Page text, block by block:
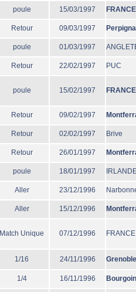
poule 15/03/1997 FRANCE
Retour 09/03/1997
poule 01/03/1997
Retour 22/02/1997 PUC
poule 15/02/1997 FRANCE
Retour 09/02/1997
Retour 02/02/1997 Brive
Retour 26/01/1997
poule 18/01/1997
Aller 23/12/1996
Aller 15/12/1996
Match Unique 07/12/1996 FRANCE
1/16 24/11/1996 Grenoble
1/4 16/11/1996 Bourgoin